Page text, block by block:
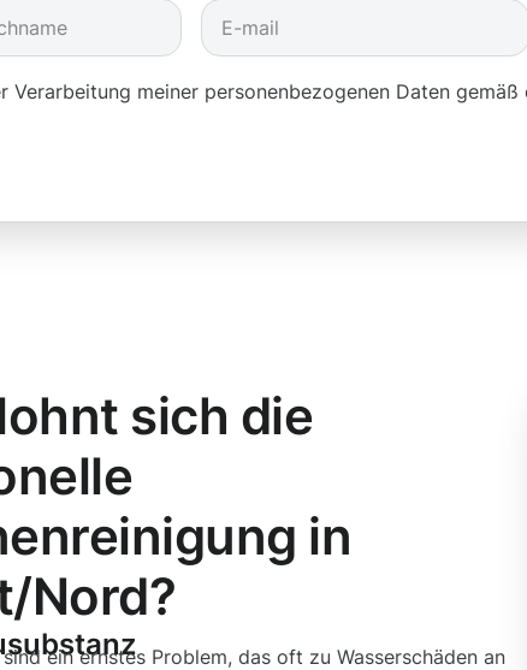
Verarbeitung meiner personenbezogenen Daten gemäß
sich die
in
Nord?
ein ernstes Problem, das oft zu Wasserschäden an